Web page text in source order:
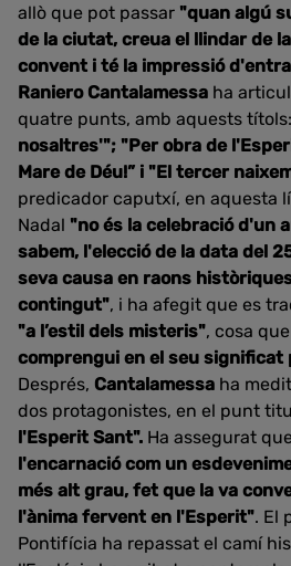
allò que pot passar "quan algú
de la ciutat, creua el llindar de
convent i té la impressió
Raniero Cantalamessa ha
quatre punts, amb aquests títols:
nosaltres'"; "Per obra de
Mare de Déu!” i "El tercer
predicador caputxí, en aquesta
Nadal "no és la celebració d'un
sabem, l'elecció de la data del
seva causa en raons
contingut", i ha afegit que es
"a l’estil dels misteris", cosa que
comprengui en el seu significat
Després, Cantalamessa ha
dos protagonistes, en el punt
l'Esperit Sant". Ha assegurat
l'encarnació com un
més alt grau, fet que la va
l'ànima fervent en l'Esperit". El
Pontifícia ha repassat el camí